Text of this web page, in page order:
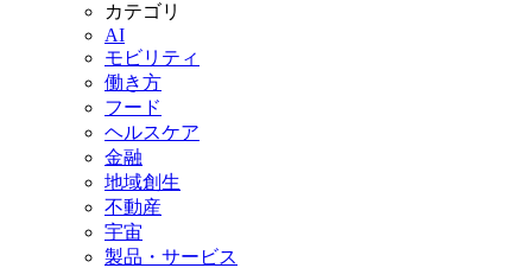
カテゴリ
AI
モビリティ
働き方
フード
ヘルスケア
金融
地域創生
不動産
宇宙
製品・サービス